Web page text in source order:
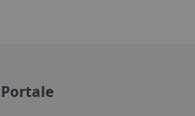
Portale